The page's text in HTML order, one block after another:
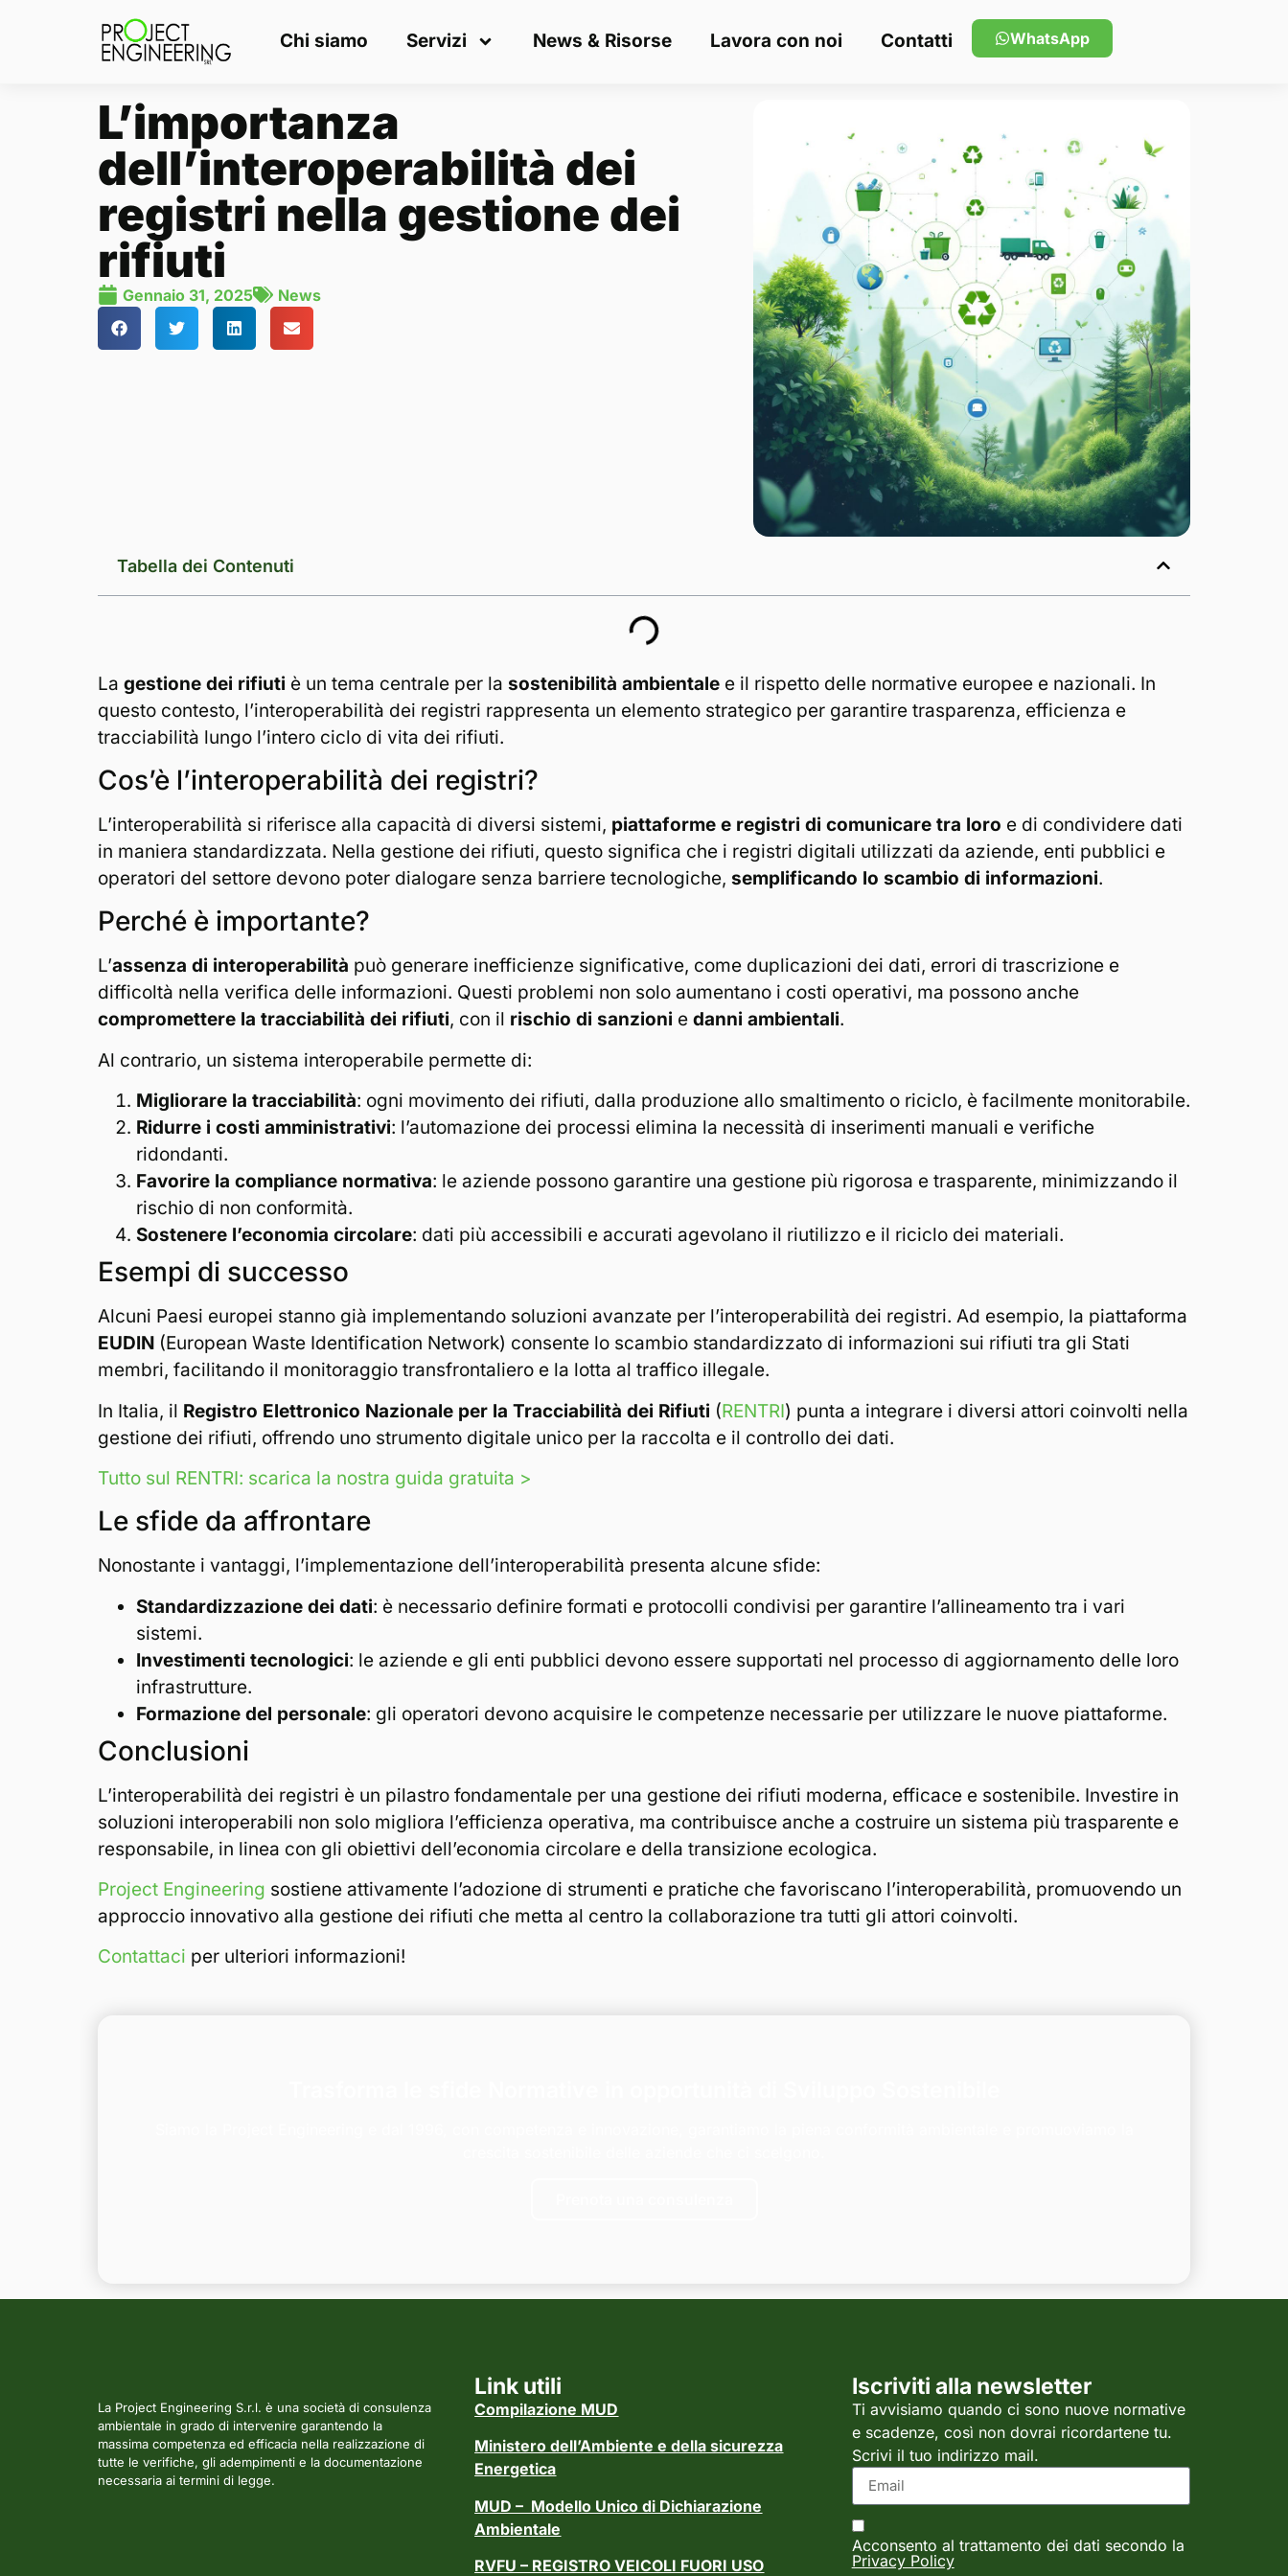
Chi siamo Servizi News & Risorse Lavora con noi Contatti WhatsApp
L’importanza
dell’interoperabilità dei
registri nella gestione dei
rifiuti
Gennaio 31, 2025 News
Tabella dei Contenuti
La gestione dei rifiuti è un tema centrale per la sostenibilità ambientale e il rispetto delle normative europee e nazionali. In
questo contesto, l’interoperabilità dei registri rappresenta un elemento strategico per garantire trasparenza, efficienza e
tracciabilità lungo l’intero ciclo di vita dei rifiuti.
Cos’è l’interoperabilità dei registri?
L’interoperabilità si riferisce alla capacità di diversi sistemi, piattaforme e registri di comunicare tra loro e di condividere dati
in maniera standardizzata. Nella gestione dei rifiuti, questo significa che i registri digitali utilizzati da aziende, enti pubblici e
operatori del settore devono poter dialogare senza barriere tecnologiche, semplificando lo scambio di informazioni.
Perché è importante?
L’assenza di interoperabilità può generare inefficienze significative, come duplicazioni dei dati, errori di trascrizione e
difficoltà nella verifica delle informazioni. Questi problemi non solo aumentano i costi operativi, ma possono anche
compromettere la tracciabilità dei rifiuti, con il rischio di sanzioni e danni ambientali.
Al contrario, un sistema interoperabile permette di:
Migliorare la tracciabilità: ogni movimento dei rifiuti, dalla produzione allo smaltimento o riciclo, è facilmente monitorabile.
Ridurre i costi amministrativi: l’automazione dei processi elimina la necessità di inserimenti manuali e verifiche
ridondanti.
Favorire la compliance normativa: le aziende possono garantire una gestione più rigorosa e trasparente, minimizzando il
rischio di non conformità.
Sostenere l’economia circolare: dati più accessibili e accurati agevolano il riutilizzo e il riciclo dei materiali.
Esempi di successo
Alcuni Paesi europei stanno già implementando soluzioni avanzate per l’interoperabilità dei registri. Ad esempio, la piattaforma
EUDIN (European Waste Identification Network) consente lo scambio standardizzato di informazioni sui rifiuti tra gli Stati
membri, facilitando il monitoraggio transfrontaliero e la lotta al traffico illegale.
In Italia, il Registro Elettronico Nazionale per la Tracciabilità dei Rifiuti (RENTRI) punta a integrare i diversi attori coinvolti nella
gestione dei rifiuti, offrendo uno strumento digitale unico per la raccolta e il controllo dei dati.
Tutto sul RENTRI: scarica la nostra guida gratuita >
Le sfide da affrontare
Nonostante i vantaggi, l’implementazione dell’interoperabilità presenta alcune sfide:
Standardizzazione dei dati: è necessario definire formati e protocolli condivisi per garantire l’allineamento tra i vari
sistemi.
Investimenti tecnologici: le aziende e gli enti pubblici devono essere supportati nel processo di aggiornamento delle loro
infrastrutture.
Formazione del personale: gli operatori devono acquisire le competenze necessarie per utilizzare le nuove piattaforme.
Conclusioni
L’interoperabilità dei registri è un pilastro fondamentale per una gestione dei rifiuti moderna, efficace e sostenibile. Investire in
soluzioni interoperabili non solo migliora l’efficienza operativa, ma contribuisce anche a costruire un sistema più trasparente e
responsabile, in linea con gli obiettivi dell’economia circolare e della transizione ecologica.
Project Engineering sostiene attivamente l’adozione di strumenti e pratiche che favoriscano l’interoperabilità, promuovendo un
approccio innovativo alla gestione dei rifiuti che metta al centro la collaborazione tra tutti gli attori coinvolti.
Contattaci per ulteriori informazioni!
La Project Engineering S.r.l. è una società di consulenza
ambientale in grado di intervenire garantendo la
massima competenza ed efficacia nella realizzazione di
tutte le verifiche, gli adempimenti e la documentazione
necessaria ai termini di legge.
Link utili
Compilazione MUD
Ministero dell’Ambiente e della sicurezza
Energetica
MUD – Modello Unico di Dichiarazione
Ambientale
RVFU – REGISTRO VEICOLI FUORI USO
Iscriviti alla newsletter
Ti avvisiamo quando ci sono nuove normative
e scadenze, così non dovrai ricordartene tu.
Scrivi il tuo indirizzo mail.
Acconsento al trattamento dei dati secondo la
Privacy Policy